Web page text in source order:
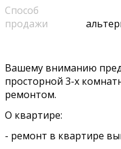
Способ
продажи
Вашему вниманию
просторной 3-х
ремонтом.
О квартире:
- ремонт в квартире